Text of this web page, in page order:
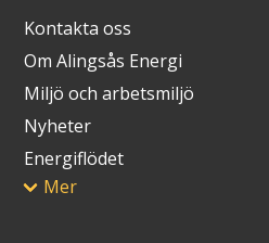
Kontakta oss
Om Alingsås Energi
Miljö och arbetsmiljö
Nyheter
Energiflödet
Mer